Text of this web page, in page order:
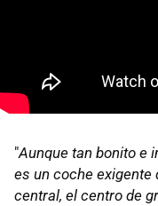
"Aunque tan bonito e
es un coche
central, el centro de